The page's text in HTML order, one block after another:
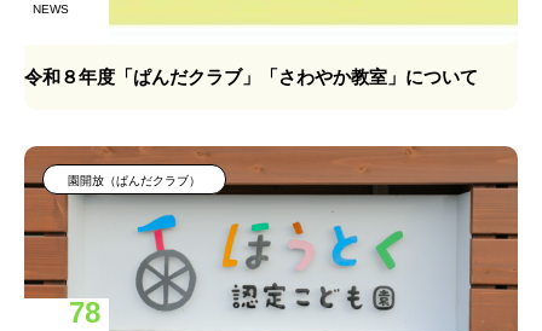
NEWS
令和８年度「ぱんだクラブ」「さわやか教室」について
園開放（ぱんだクラブ）
78